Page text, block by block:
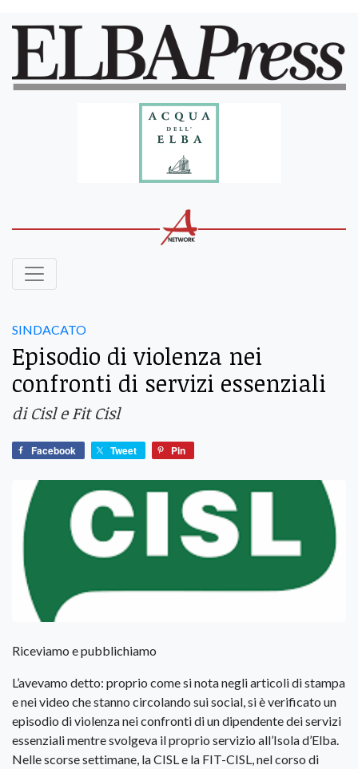
SINDACATO
Episodio di violenza nei
confronti di servizi essenziali
di Cisl e Fit Cisl
Facebook Tweet Pin
Riceviamo e pubblichiamo
L’avevamo detto: proprio come si nota negli articoli di stampa
e nei video che stanno circolando sui social, si è verificato un
episodio di violenza nei confronti di un dipendente dei servizi
essenziali mentre svolgeva il proprio servizio all’Isola d’Elba.
Nelle scorse settimane, la CISL e la FIT-CISL, nel corso di